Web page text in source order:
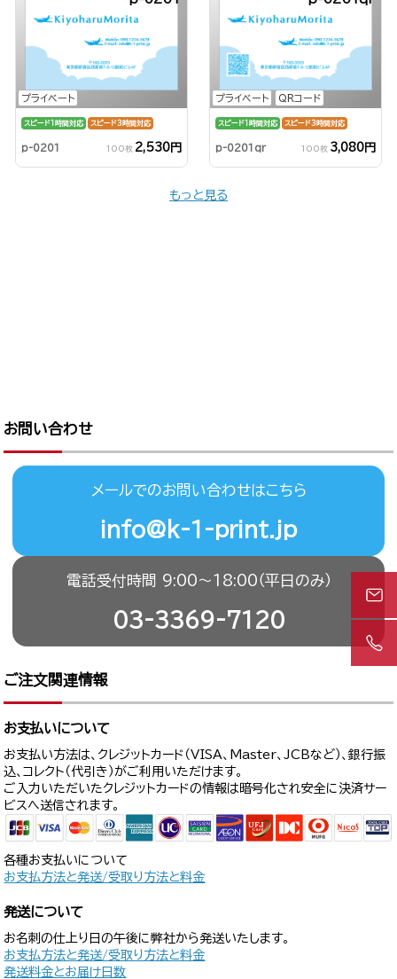
プライベート
スピード1時間対応 スピード3時間対応
p-0201 100枚 2,530円
プライベート QRコード
スピード1時間対応 スピード3時間対応
p-0201qr 100枚 3,080円
もっと見る
お問い合わせ
メールでのお問い合わせはこちら
info@k-1-print.jp
電話受付時間 9:00〜18:00（平日のみ）
03-3369-7120
ご注文関連情報
お支払いについて
お支払い方法は、クレジットカード（VISA、Master、JCBなど）、銀行振
込、コレクト（代引き）がご利用いただけます。
ご入力いただいたクレジットカードの情報は暗号化され安全に決済サー
ビスへ送信されます。
各種お支払いについて
お支払方法と発送/受取り方法と料金
発送について
お名刺の仕上り日の午後に弊社から発送いたします。
お支払方法と発送/受取り方法と料金
発送料金とお届け日数